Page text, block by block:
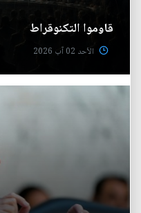
قاوموا التكنوقراط
الأحد 02 آب 2026